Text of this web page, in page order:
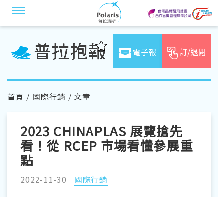
電子報 訂/退閱
首頁 / 國際行銷 / 文章
2023 CHINAPLAS 展覽搶先
看！從 RCEP 市場看懂參展重
點
2022-11-30 國際行銷